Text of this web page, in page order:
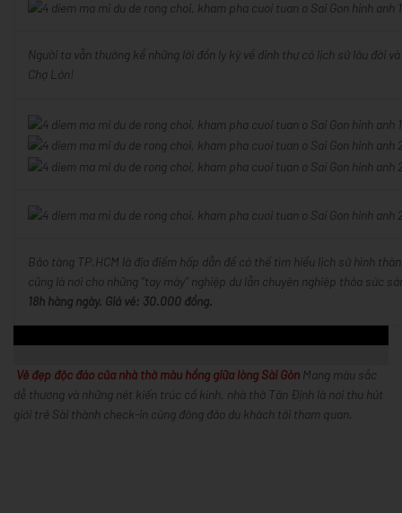
Người ta vẫn thường kể những lời đồn ly kỳ về dinh thự có lịch sử lâu đời
Chợ Lớn!
Bảo tàng TP.HCM là địa điểm hấp dẫn để có thể tìm hiểu lịch sử hình
cũng là nơi cho những "tay máy" nghiệp dư lẫn chuyên nghiệp thỏa sức
18h hàng ngày. Giá vé: 30.000 đồng.
Vẻ đẹp độc đáo của nhà thờ màu hồng giữa lòng Sài Gòn Mang màu sắc
dễ thương và những nét kiến trúc cổ kính, nhà thờ Tân Định là nơi thu hút
giới trẻ Sài thành check-in cùng đông đảo du khách tới tham quan.